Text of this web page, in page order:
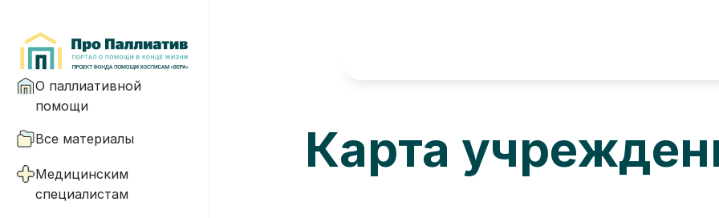
О паллиативной
помощи
Все материалы
Медицинским
специалистам
Карта